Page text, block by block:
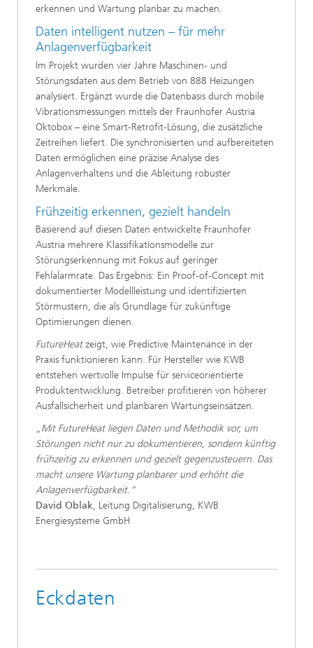
erkennen und Wartung planbar zu machen.
Daten intelligent nutzen – für mehr
Anlagenverfügbarkeit
Im Projekt wurden vier Jahre Maschinen- und
Störungsdaten aus dem Betrieb von 888 Heizungen
analysiert. Ergänzt wurde die Datenbasis durch mobile
Vibrationsmessungen mittels der Fraunhofer Austria
Oktobox – eine Smart-Retrofit-Lösung, die zusätzliche
Zeitreihen liefert. Die synchronisierten und aufbereiteten
Daten ermöglichen eine präzise Analyse des
Anlagenverhaltens und die Ableitung robuster
Merkmale.
Frühzeitig erkennen, gezielt handeln
Basierend auf diesen Daten entwickelte Fraunhofer
Austria mehrere Klassifikationsmodelle zur
Störungserkennung mit Fokus auf geringer
Fehlalarmrate. Das Ergebnis: Ein Proof-of-Concept mit
dokumentierter Modellleistung und identifizierten
Störmustern, die als Grundlage für zukünftige
Optimierungen dienen.
FutureHeatzeigt, wie Predictive Maintenance in der
Praxis funktionieren kann. Für Hersteller wie KWB
entstehen wertvolle Impulse für serviceorientierte
Produktentwicklung. Betreiber profitieren von höherer
Ausfallsicherheit und planbaren Wartungseinsätzen.
„Mit FutureHeat liegen Daten und Methodik vor, um
Störungen nicht nur zu dokumentieren, sondern künftig
frühzeitig zu erkennen und gezielt gegenzusteuern. Das
macht unsere Wartung planbarer und erhöht die
Anlagenverfügbarkeit.“
David Oblak, Leitung Digitalisierung, KWB
Energiesysteme GmbH
Eckdaten